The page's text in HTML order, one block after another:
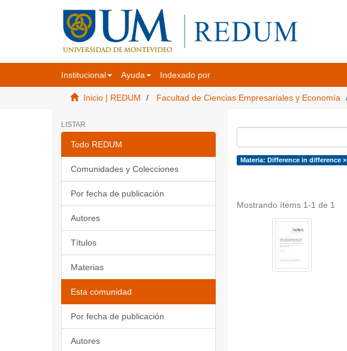
Institucional Ayuda Indexado por
Inicio | REDUM Facultad de Ciencias Empresariales y Economía
LISTAR
Todo REDUM
Comunidades y Colecciones
Por fecha de publicación
Autores
Títulos
Materias
Esta comunidad
Por fecha de publicación
Autores
Materia: Difference in difference ×
Mostrando ítems 1-1 de 1